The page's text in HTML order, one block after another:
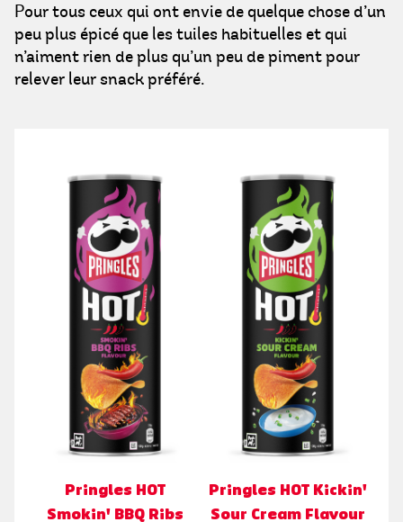
Pour tous ceux qui ont envie de quelque chose d’un
peu plus épicé que les tuiles habituelles et qui
n’aiment rien de plus qu’un peu de piment pour
relever leur snack préféré.
Pringles HOT
Smokin' BBQ Ribs
Pringles HOT Kickin'
Sour Cream Flavour